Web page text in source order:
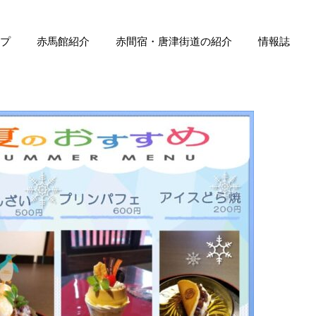
赤馬館紹介 赤間宿・唐津街道の紹介 情報誌